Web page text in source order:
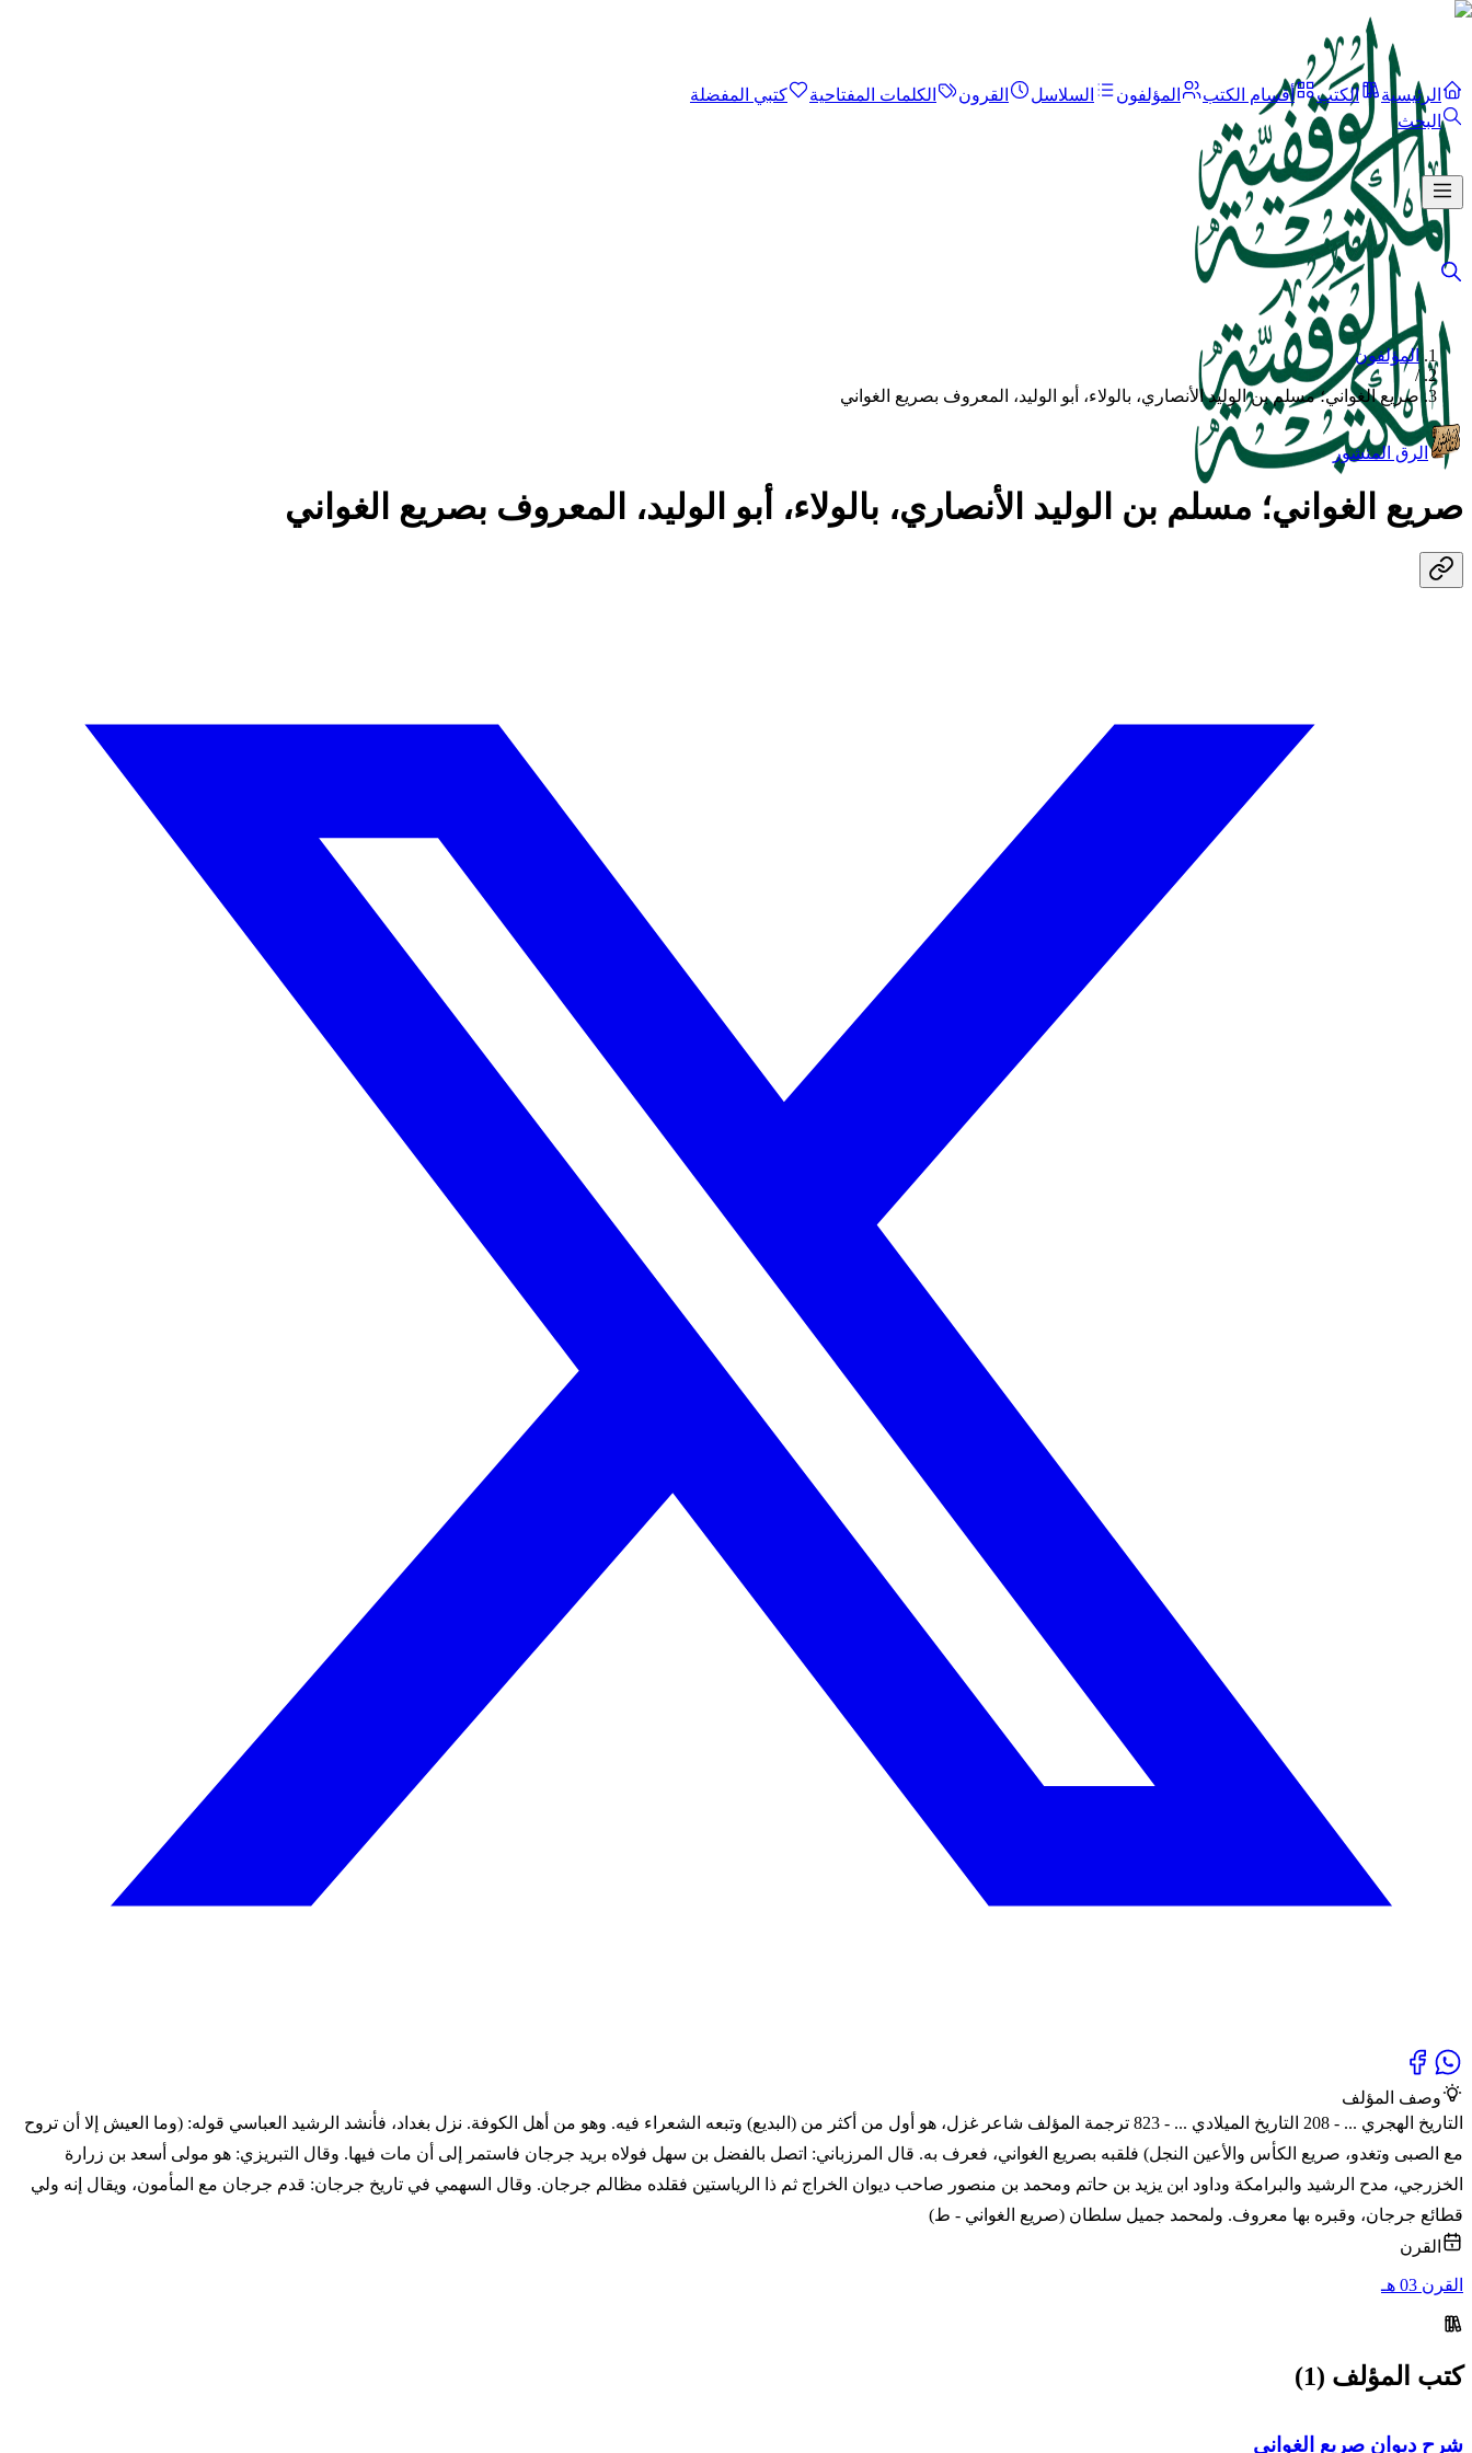
الرئيسية الكتب أقسام الكتب المؤلفون السلاسل القرون الكلمات المفتاحية
كتبي المفضلة
البحث
المؤلفون
/
صريع الغواني؛ مسلم بن الوليد الأنصاري، بالولاء، أبو الوليد، المعروف بصريع الغواني
الرق المنشور
صريع الغواني؛ مسلم بن الوليد الأنصاري، بالولاء، أبو الوليد، المعروف بصريع الغواني
وصف المؤلف
التاريخ الهجري ... - 208 التاريخ الميلادي ... - 823 ترجمة المؤلف شاعر غزل، هو أول من أكثر من (البديع) وتبعه الشعراء فيه. وهو من أهل الكوفة. نزل بغداد، فأنشد الرشيد العباسي قوله: (وما العيش إلا أن تروح
مع الصبى وتغدو، صريع الكأس والأعين النجل) فلقبه بصريع الغواني، فعرف به. قال المرزباني: اتصل بالفضل بن سهل فولاه بريد جرجان فاستمر إلى أن مات فيها. وقال التبريزي: هو مولى أسعد بن زرارة
الخزرجي، مدح الرشيد والبرامكة وداود ابن يزيد بن حاتم ومحمد بن منصور صاحب ديوان الخراج ثم ذا الرياستين فقلده مظالم جرجان. وقال السهمي في تاريخ جرجان: قدم جرجان مع المأمون، ويقال إنه ولي
قطائع جرجان، وقبره بها معروف. ولمحمد جميل سلطان (صريع الغواني - ط)
القرن
القرن 03 هـ
كتب المؤلف (1)
شرح ديوان صريع الغواني